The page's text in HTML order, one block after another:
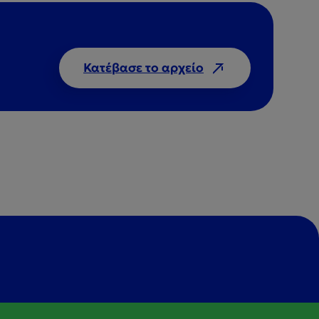
Κατέβασε το αρχείο